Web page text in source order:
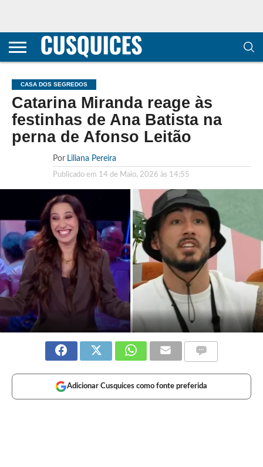
CONTACTOS
HOME
POLÍTICA DE
E COOKIES
SOBRE
TERMOS E
TRANSPARÊNCIA
METODOLOGIA
CASA DOS SEGREDOS
Catarina Miranda reage às
festinhas de Ana Batista na
perna de Afonso Leitão
Por Liliana Pereira
Publicado em 14 de Maio, 2026 às 14:55
Adicionar Cusquices como fonte preferida